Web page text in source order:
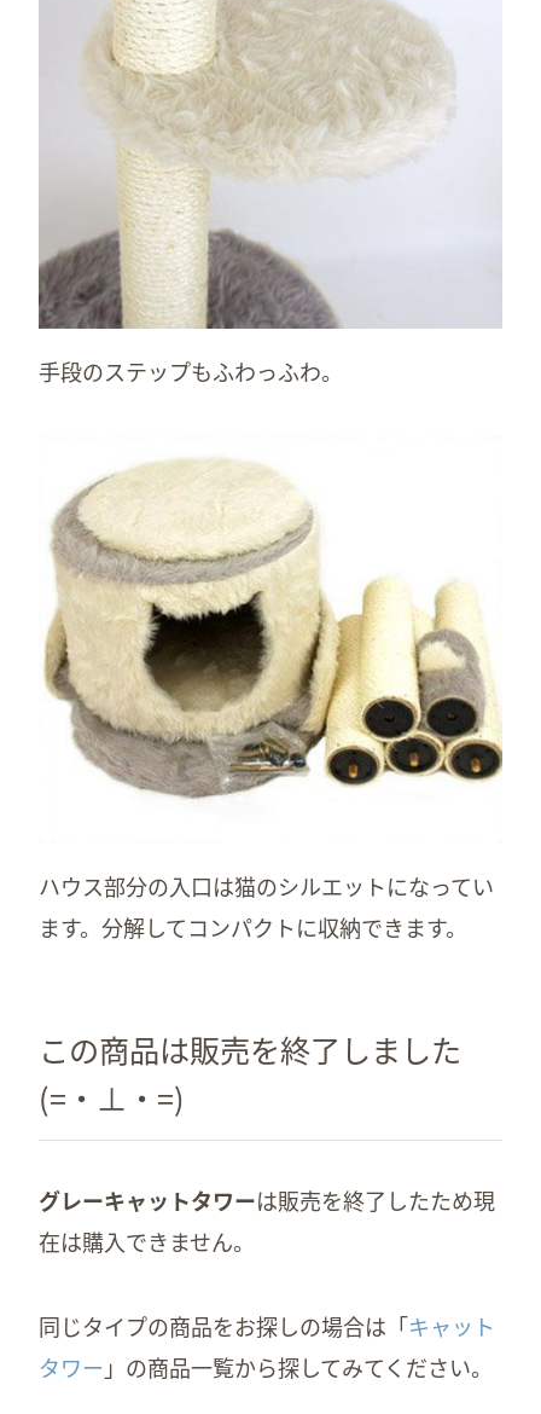
手段のステップもふわっふわ。
ハウス部分の入口は猫のシルエットになってい
ます。分解してコンパクトに収納できます。
この商品は販売を終了しました
(=・⊥・=)
グレーキャットタワーは販売を終了したため現
在は購入できません。
同じタイプの商品をお探しの場合は「キャット
タワー 」の商品一覧から探してみてください。